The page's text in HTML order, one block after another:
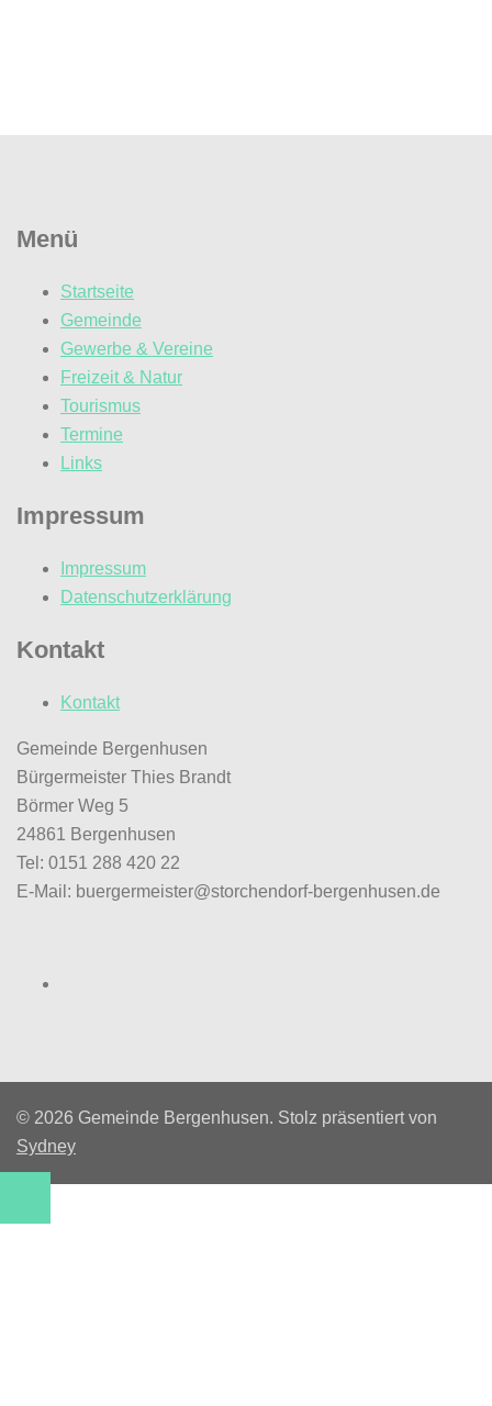
Menü
Startseite
Gemeinde
Gewerbe & Vereine
Freizeit & Natur
Tourismus
Termine
Links
Impressum
Impressum
Datenschutzerklärung
Kontakt
Kontakt
Gemeinde Bergenhusen
Bürgermeister Thies Brandt
Börmer Weg 5
24861 Bergenhusen
Tel: 0151 288 420 22
E-Mail: buergermeister@storchendorf-bergenhusen.de
© 2026 Gemeinde Bergenhusen. Stolz präsentiert von
Sydney